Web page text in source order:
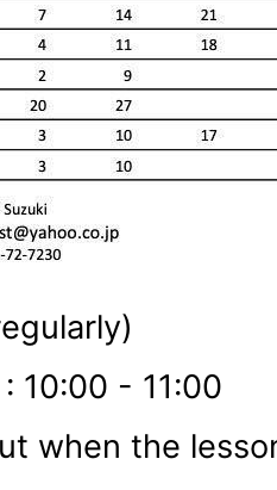
10:00 - 11:00
when the